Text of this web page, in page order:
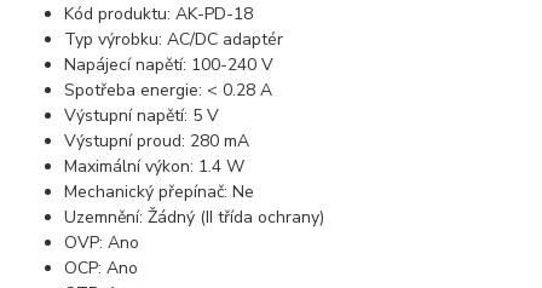
Kód produktu: AK-PD-18
Typ výrobku: AC/DC adaptér
Napájecí napětí: 100-240 V
Spotřeba energie: < 0.28 A
Výstupní napětí: 5 V
Výstupní proud: 280 mA
Maximální výkon: 1.4 W
Mechanický přepínač: Ne
Uzemnění: Žádný (II třída ochrany)
OVP: Ano
OCP: Ano